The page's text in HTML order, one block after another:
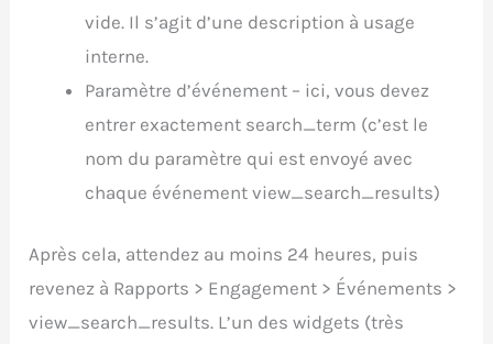
vide. Il s’agit d’une description à usage
interne.
Paramètre d’événement – ici, vous devez
entrer exactement search_term (c’est le
nom du paramètre qui est envoyé avec
chaque événement view_search_results)
Après cela, attendez au moins 24 heures, puis
revenez à Rapports > Engagement > Événements >
view_search_results. L’un des widgets (très